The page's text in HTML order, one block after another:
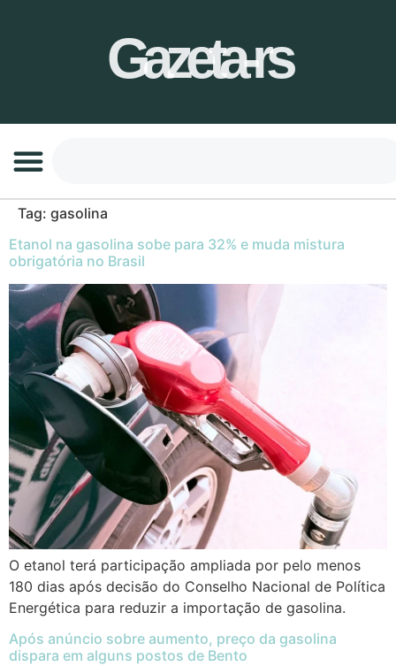
Gazeta-rs
Tag: gasolina
Etanol na gasolina sobe para 32% e muda mistura
obrigatória no Brasil
O etanol terá participação ampliada por pelo menos
180 dias após decisão do Conselho Nacional de Política
Energética para reduzir a importação de gasolina.
Após anúncio sobre aumento, preço da gasolina
dispara em alguns postos de Bento